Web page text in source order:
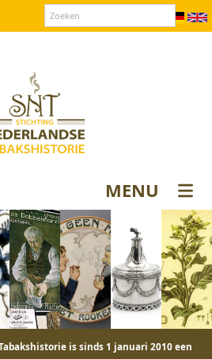
MENU
is sinds 1 januari 2010 een